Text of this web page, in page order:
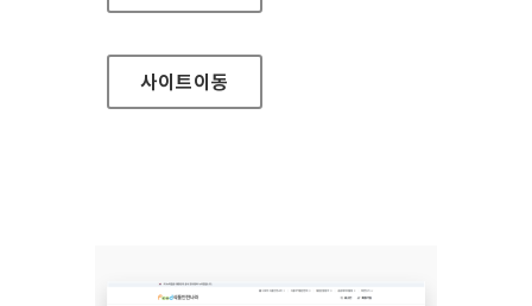
사이트이동